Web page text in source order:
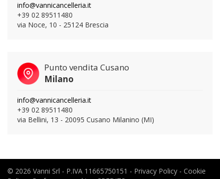
info@vannicancelleria.it
+39 02 89511480
via Noce, 10 - 25124 Brescia
Punto vendita Cusano
Milano
info@vannicancelleria.it
+39 02 89511480
via Bellini, 13 - 20095 Cusano Milanino (MI)
© 2026 Vanni Srl - P.IVA 11665750151 - Privacy Policy - Cookie